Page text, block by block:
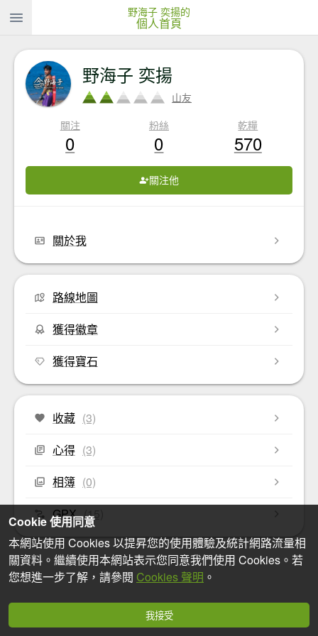
野海子 奕揚的
個人首頁
野海子 奕揚
山友
關注
0
粉絲
0
乾糧
570
關注他
關於我
路線地圖
獲得徽章
獲得寶石
收藏 (3)
心得 (3)
相簿 (0)
GPX (15)
Cookie 使用同意
本網站使用 Cookies 以提昇您的使用體驗及統計網路流量相
關資料。繼續使用本網站表示您同意我們使用 Cookies。若
您想進一步了解，請參閱 Cookies 聲明 。
我接受